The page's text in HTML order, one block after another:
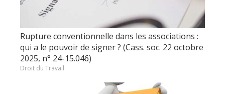
Rupture conventionnelle dans les associations :
qui a le pouvoir de signer ? (Cass. soc. 22 octobre
2025, n° 24-15.046)
Droit du Travail